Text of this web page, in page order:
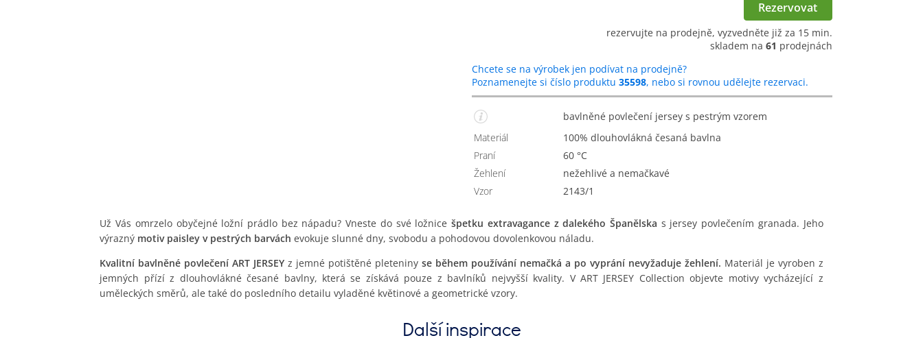
Rezervovat
rezervujte na prodejně, vyzvedněte již za 15 min.
skladem na 61 prodejnách
Chcete se na výrobek jen podívat na prodejně?
Poznamenejte si číslo produktu 35598, nebo si rovnou udělejte rezervaci.
bavlněné povlečení jersey s pestrým vzorem
Materiál
100% dlouhovlákná česaná bavlna
Praní
60 °C
Žehlení
Nežehlivé a nemačkavé
Vzor
2143/1
Už Vás omrzelo obyčejné ložní prádlo bez nápadu? Vneste do své ložnicešpetku extravagance z dalekého Španělska s jersey povlečením granada. Jeho
výrazný motiv paisley v pestrých barvách evokuje slunné dny, svobodu a pohodovou dovolenkovou náladu.
Kvalitní bavlněné povlečení ART JERSEY z jemné potištěné pleteninyse během používání nemačká a po vyprání nevyžaduje žehlení. Materiál je vyroben z
jemných přízí z dlouhovlákné česané bavlny, která se získává pouze z bavlníků nejvyšší kvality. V ART JERSEY Collection objevte motivy vycházející z
uměleckých směrů, ale také do posledního detailu vyladěné květinové a geometrické vzory.
Další inspirace